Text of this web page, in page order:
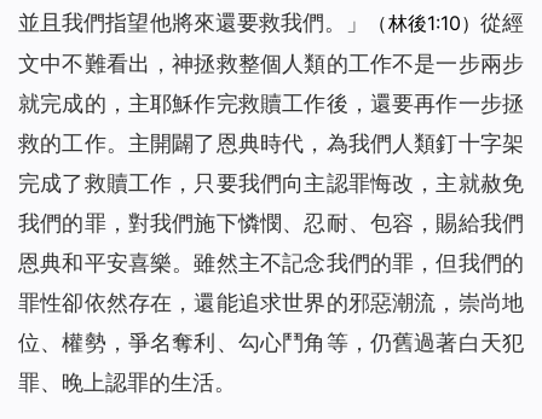
並且我們指望他將來還要救我們。」
（林後1:10） 從經
文中不難看出，神拯救整個人類的工作不是一步兩步
就完成的，主耶穌作完救贖工作後，還要再作一步拯
救的工作。主開闢了恩典時代，為我們人類釘十字架
完成了救贖工作，只要我們向主認罪悔改，主就赦免
我們的罪，對我們施下憐憫、忍耐、包容，賜給我們
恩典和平安喜樂。雖然主不記念我們的罪，但我們的
罪性卻依然存在，還能追求世界的邪惡潮流，崇尚地
位、權勢，爭名奪利、勾心鬥角等，仍舊過著白天犯
罪、晚上認罪的生活。